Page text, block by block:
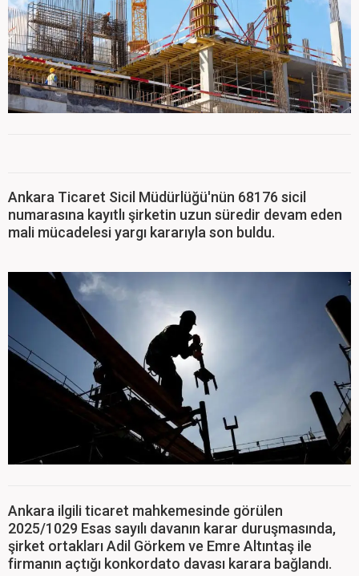
Ankara Ticaret Sicil Müdürlüğü'nün 68176 sicil
numarasına kayıtlı şirketin uzun süredir devam eden
mali mücadelesi yargı kararıyla son buldu.
Ankara ilgili ticaret mahkemesinde görülen
2025/1029 Esas sayılı davanın karar duruşmasında,
şirket ortakları Adil Görkem ve Emre Altıntaş ile
firmanın açtığı konkordato davası karara bağlandı.